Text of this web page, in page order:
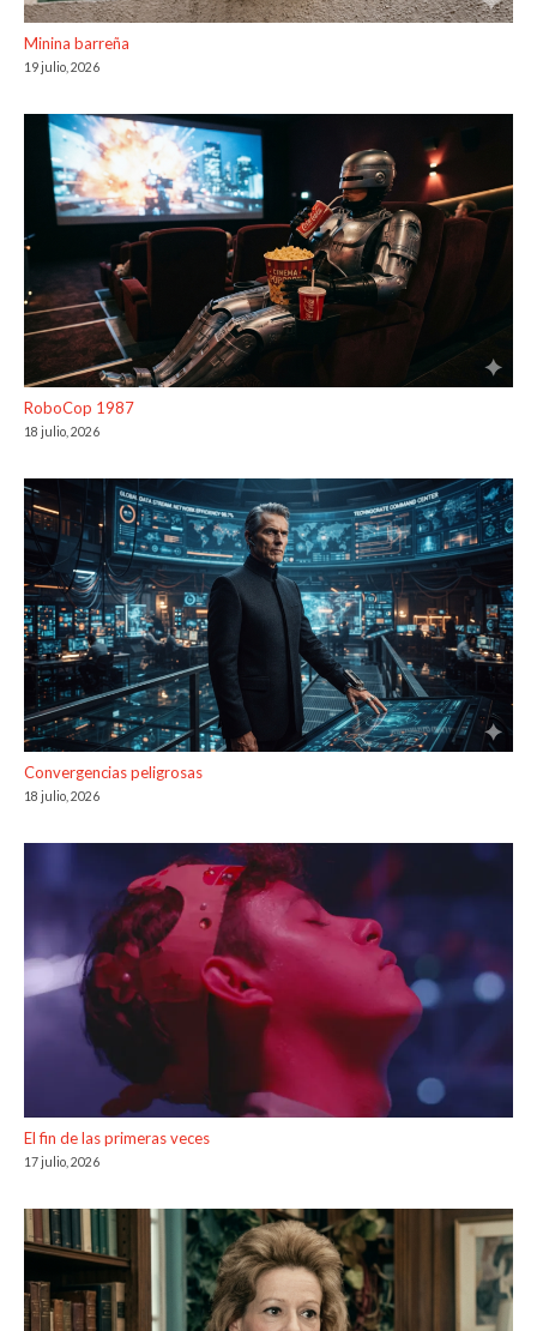
Minina barreña
19 julio, 2026
RoboCop 1987
18 julio, 2026
Convergencias peligrosas
18 julio, 2026
El fin de las primeras veces
17 julio, 2026